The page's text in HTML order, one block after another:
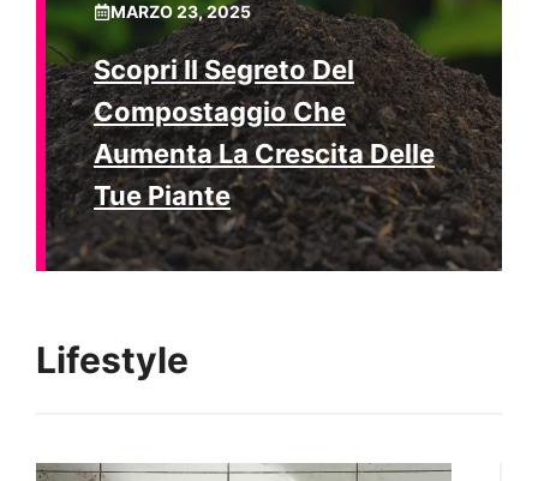
MARZO 23, 2025
Scopri Il Segreto Del
Compostaggio Che
Aumenta La Crescita Delle
Tue Piante
Lifestyle